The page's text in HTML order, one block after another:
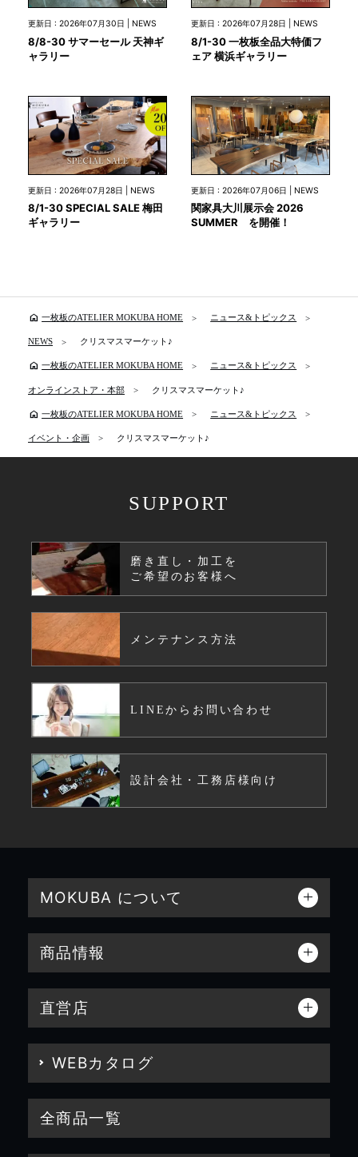
更新日 : 2026年07月30日 | NEWS
8/8-30 サマーセール 天神ギ
ャラリー
更新日 : 2026年07月28日 | NEWS
8/1-30 一枚板全品大特価フ
ェア 横浜ギャラリー
更新日 : 2026年07月28日 | NEWS
8/1-30 SPECIAL SALE 梅田
ギャラリー
更新日 : 2026年07月06日 | NEWS
関家具大川展示会 2026
SUMMER を開催！
home 一枚板のATELIER MOKUBA HOME ニュース&トピックス
NEWS クリスマスマーケット♪
home 一枚板のATELIER MOKUBA HOME ニュース&トピックス
オンラインストア・本部 クリスマスマーケット♪
home 一枚板のATELIER MOKUBA HOME ニュース&トピックス
イベント・企画 クリスマスマーケット♪
SUPPORT
磨き直し・加工を
ご希望のお客様へ
メンテナンス方法
LINEからお問い合わせ
設計会社・工務店様向け
MOKUBA について
商品情報
直営店
WEBカタログ
全商品一覧